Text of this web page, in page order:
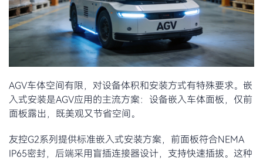
AGV车体空间有限，对设备体积和安装方式有特殊要求。嵌
入式安装是AGV应用的主流方案：设备嵌入车体面板，仅前
面板露出，既美观又节省空间。
友控G2系列提供标准嵌入式安装方案，前面板符合NEMA
IP65密封，后端采用盲插连接器设计，支持快速插拔。这种